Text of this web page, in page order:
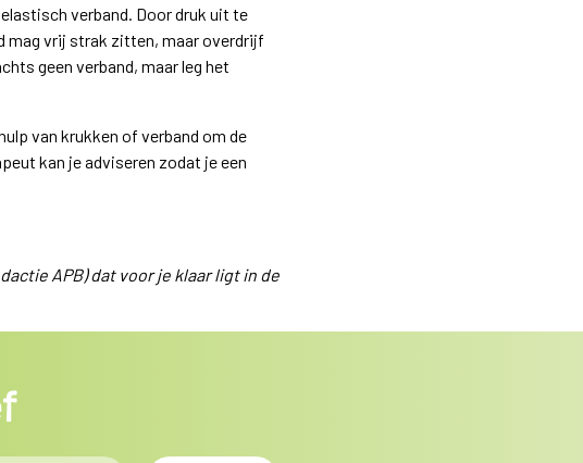
verband. Door druk uit te
mag vrij strak zitten, maar overdrijf
geen verband, maar leg het
van krukken of verband om de
kan je adviseren zodat je een
APB) dat voor je klaar ligt in de